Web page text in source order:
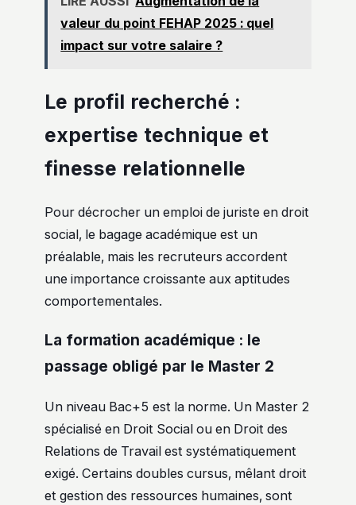
valeur du point FEHAP 2025 : quel
impact sur votre salaire ?
Le profil recherché :
expertise technique et
finesse relationnelle
Pour décrocher un emploi de juriste en droit
social, le bagage académique est un
préalable, mais les recruteurs accordent
une importance croissante aux aptitudes
comportementales.
La formation académique : le
passage obligé par le Master 2
Un niveau Bac+5 est la norme. Un Master 2
spécialisé en Droit Social ou en Droit des
Relations de Travail est systématiquement
exigé. Certains doubles cursus, mêlant droit
et gestion des ressources humaines, sont